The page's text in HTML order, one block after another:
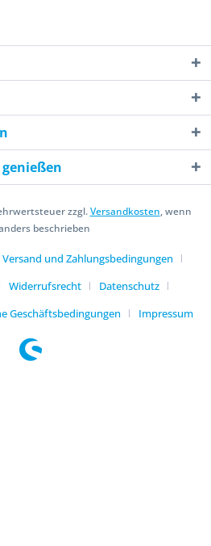
zzgl.Versandkosten, wenn
beschrieben
Versand und Zahlungsbedingungen
Widerrufsrecht
Datenschutz
Geschäftsbedingungen Impressum